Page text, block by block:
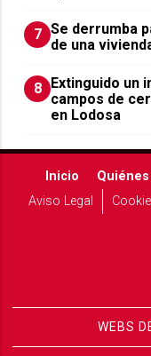
7 Se derrumba
de una
8 Extinguido un
campos de
en Lodosa
Inicio
Aviso Legal
WEBS